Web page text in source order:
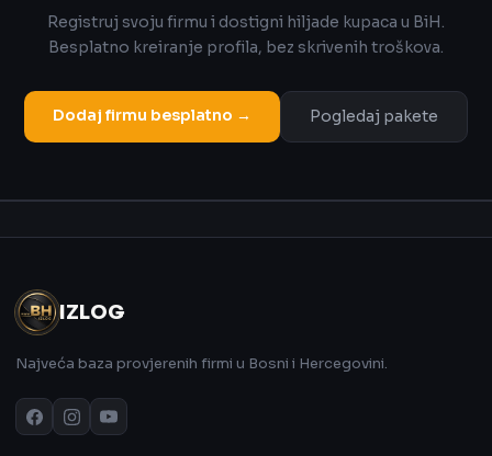
Registruj svoju firmu i dostigni hiljade kupaca u BiH.
Besplatno kreiranje profila, bez skrivenih troškova.
Dodaj firmu besplatno → Pogledaj pakete
IZLOG
Najveća baza provjerenih firmi u Bosni i Hercegovini.